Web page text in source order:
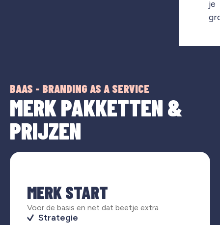
je
BAAS - BRANDING AS A SERVICE
MERK PAKKETTEN &
PRIJZEN
MERK START
Voor de basis en net dat beetje extra
Strategie